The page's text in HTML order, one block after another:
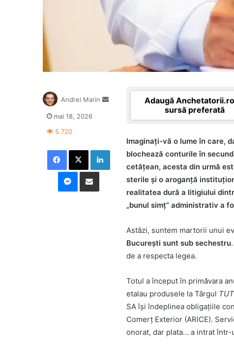
Adaugă
sursă preferată
Imaginați-vă o lume în care,
blochează conturile în
cetățean, acesta din urmă
sterile și o aroganță
realitatea dură a litigiului
„bunul simț” administrativ a
Astăzi, suntem martorii unui
București sunt sub sechestru
de a respecta legea.
Totul a început în primăvara
etalau produsele la Târgul
SA își îndeplinea obligațiile
Comerț Exterior (ARICE).
onorat, dar plata… a intrat
Andrei Marin
Send
mai 18, 2026
5.720
Facebook
X LinkedIn
Messenger
Distribuie prin mail